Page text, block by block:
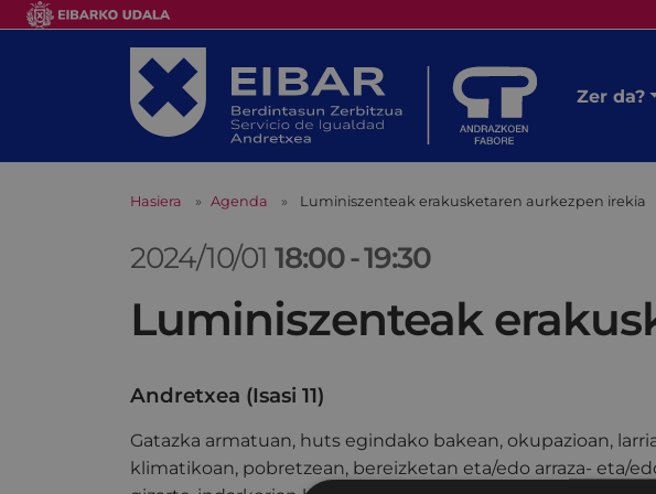
Zer da?
Hasiera Agenda Luminiszenteak erakusketaren aurkezpen irekia
2024/10/01 18:00-19:30
Luminiszenteak
Andretxea (Isasi 11)
Gatazka armatuan, huts egindako bakean, okupazioan,
klimatikoan, pobretzean, bereizketan eta/edo arraza- eta/